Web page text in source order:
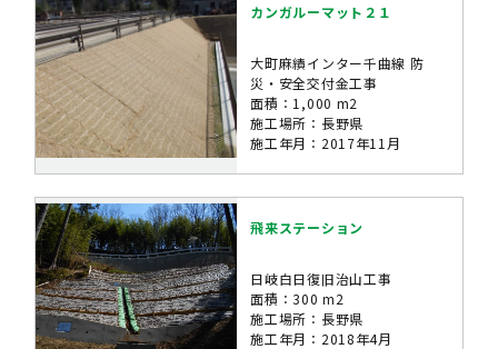
カンガルーマット２１
大町麻績インター千曲線 防
災・安全交付金工事
面積：1,000 m2
施工場所：長野県
施工年月：2017年11月
飛来ステーション
日岐白日復旧治山工事
面積：300 m2
施工場所：長野県
施工年月：2018年4月